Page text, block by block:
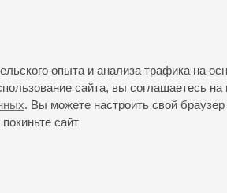
опыта и анализа трафика на
сайта, вы соглашаетесь
. Вы можете настроить свой
сайт